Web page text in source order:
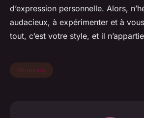
d’expression personnelle. Alors,
audacieux, à expérimenter et à
tout, c’est votre style, et il
Shopping